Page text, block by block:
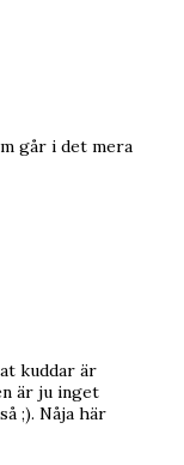
går i det mera
kuddar är
är ju inget
;). Nåja här